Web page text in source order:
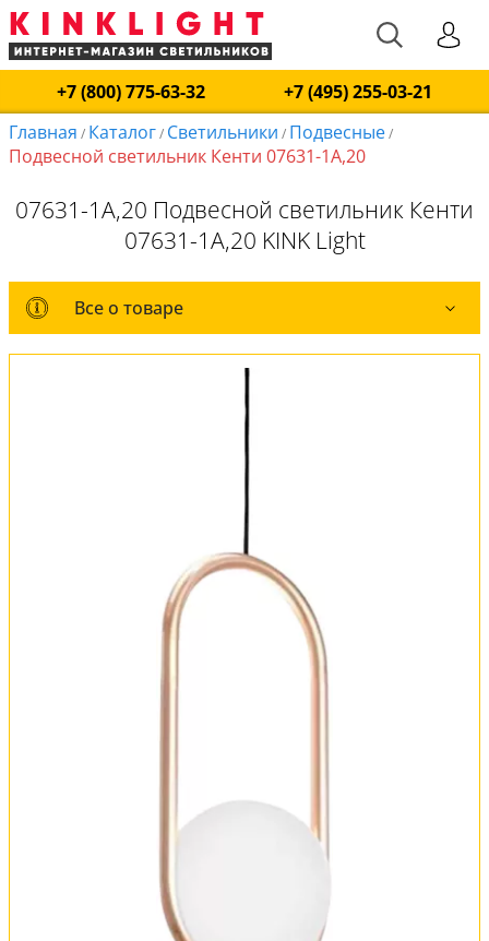
+7 (800) 775-63-32
+7 (495) 255-03-21
Главная / Каталог/ Светильники / Подвесные/
Подвесной светильник Кенти 07631-1A,20
07631-1A,20 Подвесной светильник Кенти
07631-1A,20 KINK Light
Все о товаре
Все о товаре
Комплект лампочек
Обмен и возврат
Установка